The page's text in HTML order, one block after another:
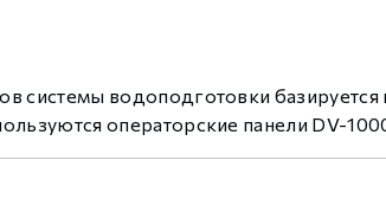
системы водоподготовки
операторские панели DV-